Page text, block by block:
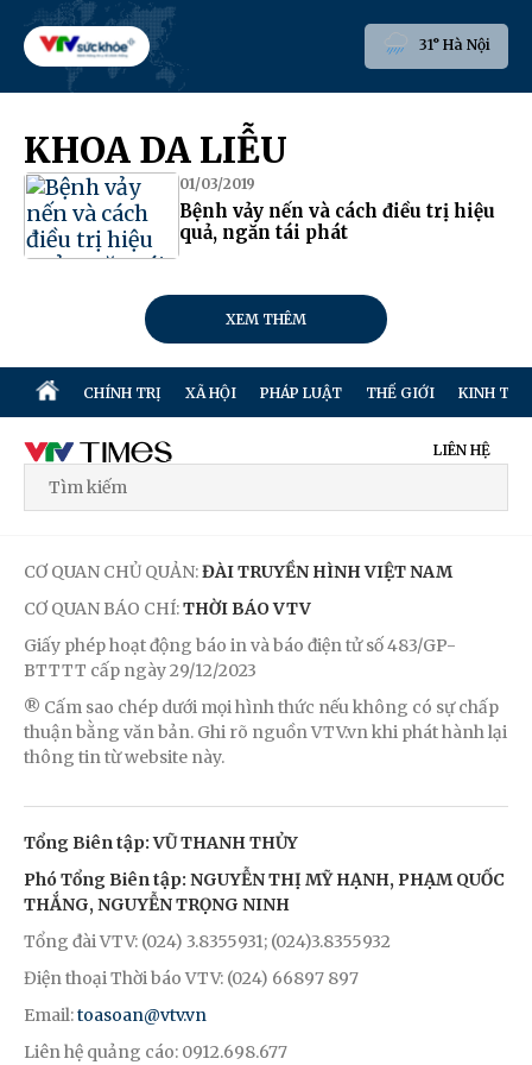
31° Hà Nội
KHOA DA LIỄU
01/03/2019
Bệnh vảy nến và cách điều trị hiệu
quả, ngăn tái phát
XEM THÊM
CHÍNH TRỊ XÃ HỘI PHÁP LUẬT THẾ GIỚI KINH TẾ
LIÊN HỆ
CƠ QUAN CHỦ QUẢN:ĐÀI TRUYỀN HÌNH VIỆT NAM
CƠ QUAN BÁO CHÍ:THỜI BÁO VTV
Giấy phép hoạt động báo in và báo điện tử số 483/GP-
BTTTT cấp ngày 29/12/2023
® Cấm sao chép dưới mọi hình thức nếu không có sự chấp
thuận bằng văn bản. Ghi rõ nguồn VTV.vn khi phát hành lại
thông tin từ website này.
Tổng Biên tập: VŨ THANH THỦY
Phó Tổng Biên tập: NGUYỄN THỊ MỸ HẠNH, PHẠM QUỐC
THẮNG, NGUYỄN TRỌNG NINH
Tổng đài VTV: (024) 3.8355931; (024)3.8355932
Điện thoại Thời báo VTV: (024) 66897 897
Email:toasoan@vtv.vn
Liên hệ quảng cáo: 0912.698.677